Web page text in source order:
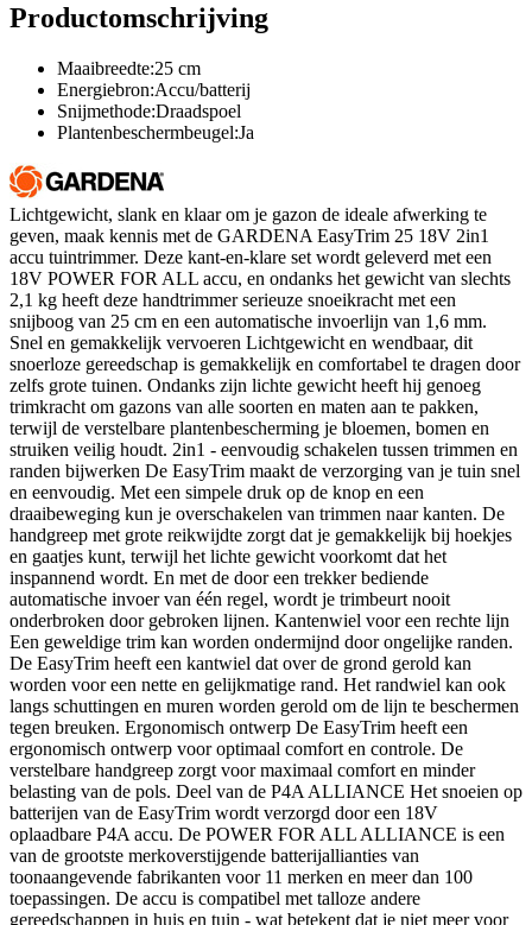
Productomschrijving
Maaibreedte:25 cm
Energiebron:Accu/batterij
Snijmethode:Draadspoel
Plantenbeschermbeugel:Ja
Lichtgewicht, slank en klaar om je gazon de ideale afwerking te
geven, maak kennis met de GARDENA EasyTrim 25 18V 2in1
accu tuintrimmer. Deze kant-en-klare set wordt geleverd met een
18V POWER FOR ALL accu, en ondanks het gewicht van slechts
2,1 kg heeft deze handtrimmer serieuze snoeikracht met een
snijboog van 25 cm en een automatische invoerlijn van 1,6 mm.
Snel en gemakkelijk vervoeren Lichtgewicht en wendbaar, dit
snoerloze gereedschap is gemakkelijk en comfortabel te dragen door
zelfs grote tuinen. Ondanks zijn lichte gewicht heeft hij genoeg
trimkracht om gazons van alle soorten en maten aan te pakken,
terwijl de verstelbare plantenbescherming je bloemen, bomen en
struiken veilig houdt. 2in1 - eenvoudig schakelen tussen trimmen en
randen bijwerken De EasyTrim maakt de verzorging van je tuin snel
en eenvoudig. Met een simpele druk op de knop en een
draaibeweging kun je overschakelen van trimmen naar kanten. De
handgreep met grote reikwijdte zorgt dat je gemakkelijk bij hoekjes
en gaatjes kunt, terwijl het lichte gewicht voorkomt dat het
inspannend wordt. En met de door een trekker bediende
automatische invoer van één regel, wordt je trimbeurt nooit
onderbroken door gebroken lijnen. Kantenwiel voor een rechte lijn
Een geweldige trim kan worden ondermijnd door ongelijke randen.
De EasyTrim heeft een kantwiel dat over de grond gerold kan
worden voor een nette en gelijkmatige rand. Het randwiel kan ook
langs schuttingen en muren worden gerold om de lijn te beschermen
tegen breuken. Ergonomisch ontwerp De EasyTrim heeft een
ergonomisch ontwerp voor optimaal comfort en controle. De
verstelbare handgreep zorgt voor maximaal comfort en minder
belasting van de pols. Deel van de P4A ALLIANCE Het snoeien op
batterijen van de EasyTrim wordt verzorgd door een 18V
oplaadbare P4A accu. De POWER FOR ALL ALLIANCE is een
van de grootste merkoverstijgende batterijallianties van
toonaangevende fabrikanten voor 11 merken en meer dan 100
toepassingen. De accu is compatibel met talloze andere
gereedschappen in huis en tuin - wat betekent dat je niet meer voor